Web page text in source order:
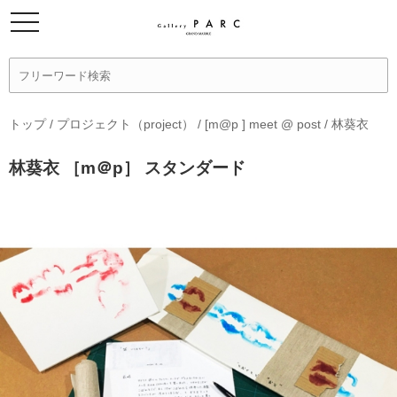
トップ/ プロジェクト（project） / [m@p ] meet @ post / 林葵衣
林葵衣 ［m＠p］ スタンダード